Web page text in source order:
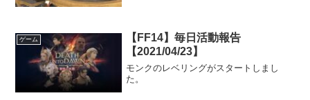
ゲーム
【FF14】毎日活動報告
【2021/04/23】
モンクのレベリングがスタートしまし
た。